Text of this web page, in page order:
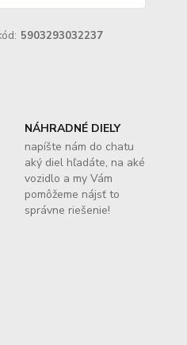
5903293032237
NÁHRADNÉ DIELY
napíšte nám do chatu
aký diel hľadáte, na aké
vozidlo a my Vám
pomôžeme nájsť to
správne riešenie!